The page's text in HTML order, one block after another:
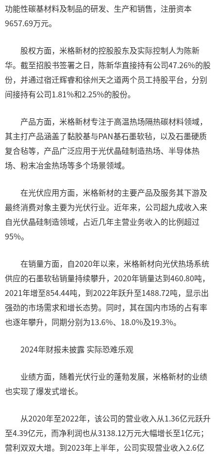
功能性碳基材料及制品的研发、生产和销售，注册资本
9657.69万元。
股权方面，米格新材的控股股东及实际控制人为陈新
华。截至招股书签署之日，陈新华直接持有公司47.26%的股
份，并通过宿迁辉睿和徐州天之道两个员工持股平台，分别
间接持有公司1.81%和2.25%的股份。
产品方面，米格新材专注于高温热场隔热碳材料领域，
其主打产品涵盖了黏胶基与PAN基石墨软毡，以及石墨硬质
复合毡等，产品广泛应用于光伏晶硅制造热场、半导体热
场、粉末冶金热场等多个场景领域。
在光伏应用方面，米格新材的主要产品及服务其下游及
最终消费对象主要为光伏行业。近年来，公司超九成收入来
自光伏晶硅制造领域，占近几年主营业务收入的比例超过
95%。
在销量方面，自2020年以来，米格新材向光伏热场系统
供应的石墨软毡销量持续攀升，2020年销量达到460.80吨，
2021年增至854.44吨，到2022年跃升至1488.72吨，显示出
强劲的市场需求和增长态势。同时，其在国内市场的占有率
也逐年攀升，同期分别为13.6%、18.0%及19.3%。
2024年财报未披露 实际恐难乐观
业绩方面，随着光伏行业的蓬勃发展，米格新材的业绩
也实现了爆发式增长。
从2020年至2022年，该公司的营业收入从1.36亿元跃升
至4.39亿元，而净利润也从3138.12万元大幅增长至1亿元；
营利双双大增。到2023年上半年，公司实现营业收入2.6亿